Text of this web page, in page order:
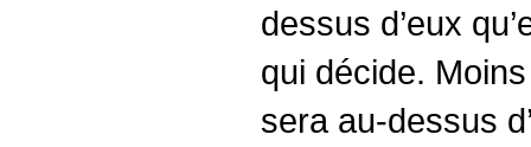
dessus d’eux
qui décide.
sera au-dessus